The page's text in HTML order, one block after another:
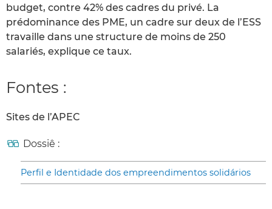
budget, contre 42% des cadres du privé. La
prédominance des PME, un cadre sur deux de l’ESS
travaille dans une structure de moins de 250
salariés, explique ce taux.
Fontes :
Sites de l’APEC
Dossiê :
Perfil e Identidade dos empreendimentos solidários